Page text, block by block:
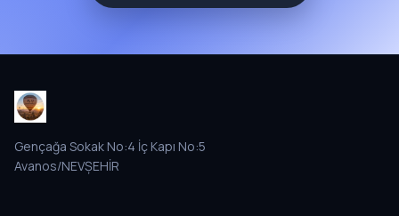
Gençağa Sokak No:4 İç Kapı No:5
Avanos/NEVŞEHİR